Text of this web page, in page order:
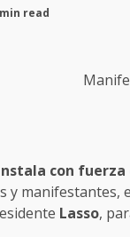
read
con fuerza
manifestantes,
Lasso,